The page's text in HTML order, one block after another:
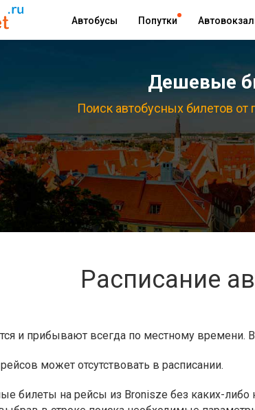
Автобусы Попутки
Дешевые
Поиск автобусных билетов от
Расписание
и прибывают всегда по местному времени.
может отсутствовать в расписании.
билеты на рейсы из Bronisze без каких-